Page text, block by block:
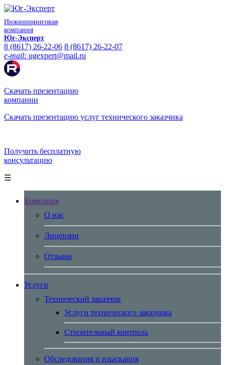
Инжиниринговая
компания
Юг-Эксперт
8 (8617) 26-22-06 8 (8617) 26-22-07
e-mail: ugexpert@mail.ru
Скачать презентацию
компании
Скачать презентацию услуг технического заказчика
Получить бесплатную
консультацию
☰
Компания
О нас
Лицензии
Отзывы
Услуги
Технический заказчик
Услуги технического заказчика
Строительный контроль
Обследования и изыскания